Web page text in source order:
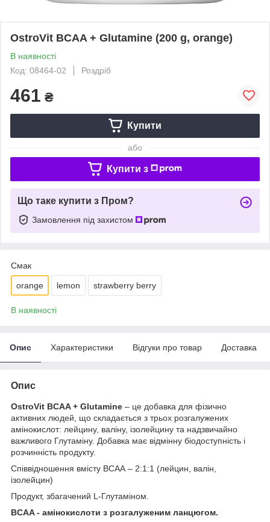
OstroVit BCAA + Glutamine (200 g, orange)
В наявності
Код: 08464-02
Роздріб
461 ₴
Купити
або
Купити з
Що таке купити з Пром?
Замовлення під захистом
Смак
orange lemon strawberry berry
В наявності
Опис Характеристики Відгуки про товар Доставка
Опис
OstroVit BCAA + Glutamine – це добавка для фізично
активних людей, що складається з трьох розгалужених
амінокислот: лейцину, валіну, ізолейцину та надзвичайно
важливого Глутаміну. Добавка має відмінну біодоступність і
розчинність продукту.
Співвідношення вмісту ВСАА – 2:1:1 (лейцин, валін,
ізолейцин)
Продукт, збагачений L-Глутаміном.
BCAA - амінокислоти з розгалуженим ланцюгом.